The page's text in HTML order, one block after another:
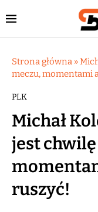
Strona główna »
meczu, momentami
PLK
Michał
jest
ruszyć!